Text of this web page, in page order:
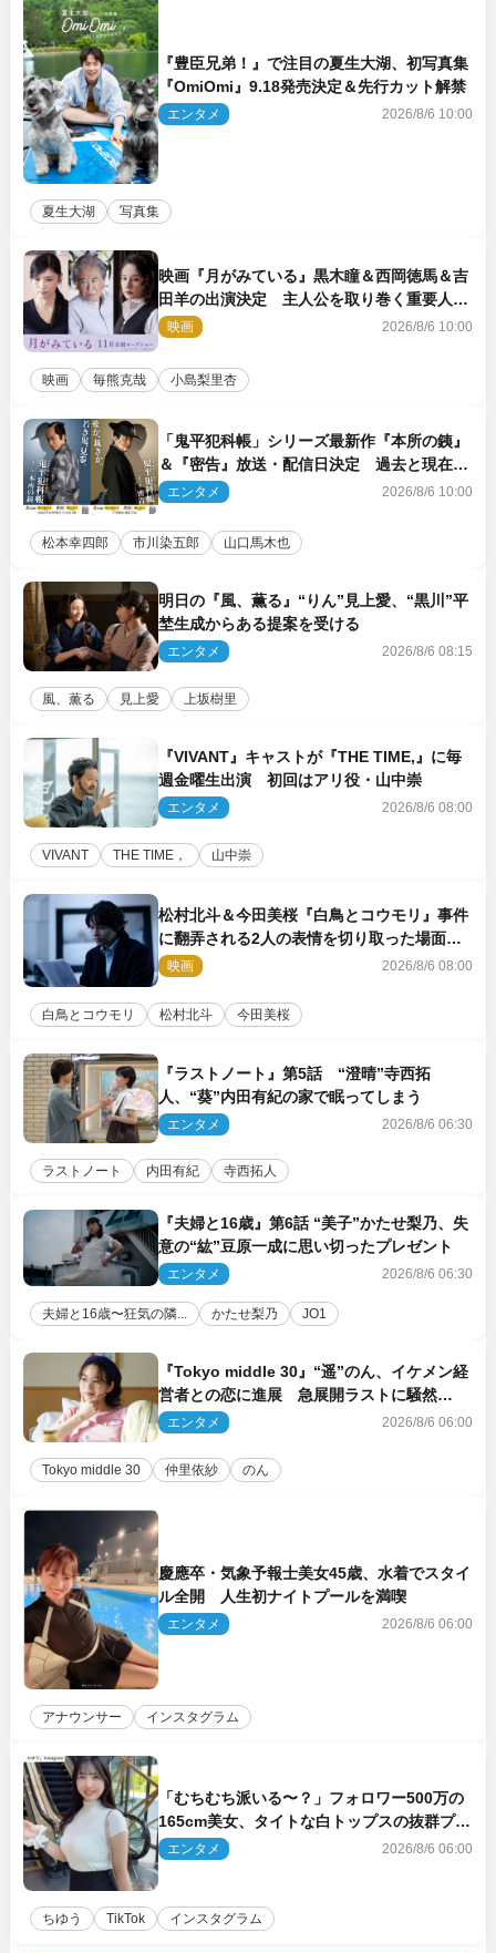
『豊臣兄弟！』で注目の夏生大湖、初写真集
『OmiOmi』9.18発売決定＆先行カット解禁
エンタメ 2026/8/6 10:00
夏生大湖 写真集
映画『月がみている』黒木瞳＆西岡徳馬＆吉
田羊の出演決定 主人公を取り巻く重要人物
を演じる
映画 2026/8/6 10:00
映画 毎熊克哉 小島梨里杏
「鬼平犯科帳」シリーズ最新作『本所の銕』
＆『密告』放送・配信日決定 過去と現在が
繋がるビジュアルも解禁
エンタメ 2026/8/6 10:00
松本幸四郎 市川染五郎 山口馬木也
明日の『風、薫る』“りん”見上愛、“黒川”平
埜生成からある提案を受ける
エンタメ 2026/8/6 08:15
風、薫る 見上愛 上坂樹里
『VIVANT』キャストが『THE TIME,』に毎
週金曜生出演 初回はアリ役・山中崇
エンタメ 2026/8/6 08:00
VIVANT THE TIME， 山中崇
松村北斗＆今田美桜『白鳥とコウモリ』事件
に翻弄される2人の表情を切り取った場面写
真解禁
映画 2026/8/6 08:00
白鳥とコウモリ 松村北斗 今田美桜
『ラストノート』第5話 “澄晴”寺西拓
人、“葵”内田有紀の家で眠ってしまう
エンタメ 2026/8/6 06:30
ラストノート 内田有紀 寺西拓人
『夫婦と16歳』第6話 “美子”かたせ梨乃、失
意の“紘”豆原一成に思い切ったプレゼント
エンタメ 2026/8/6 06:30
夫婦と16歳〜狂気の隣... かたせ梨乃 JO1
『Tokyo middle 30』“遥”のん、イケメン経
営者との恋に進展 急展開ラストに騒然
「え…いきなり」「嫌な予感」
エンタメ 2026/8/6 06:00
Tokyo middle 30 仲里依紗 のん
慶應卒・気象予報士美女45歳、水着でスタイ
ル全開 人生初ナイトプールを満喫
エンタメ 2026/8/6 06:00
アナウンサー インスタグラム
「むちむち派いる〜？」フォロワー500万の
165cm美女、タイトな白トップスの抜群プロ
ポーションにネット衝撃
エンタメ 2026/8/6 06:00
ちゆう TikTok インスタグラム